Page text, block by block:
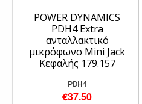
POWER DYNAMICS
PDH4 Extra
ανταλλακτικό
μικρόφωνο Mini Jack
Κεφαλής 179.157
PDH4
€37.50